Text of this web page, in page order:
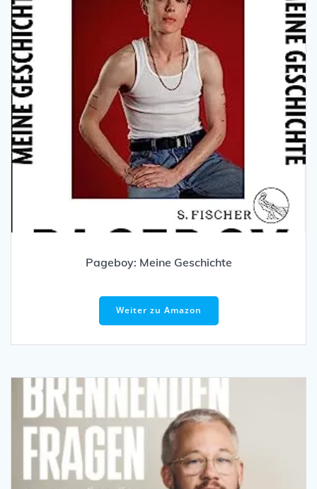
Pageboy: Meine Geschichte
Weiter zu Amazon